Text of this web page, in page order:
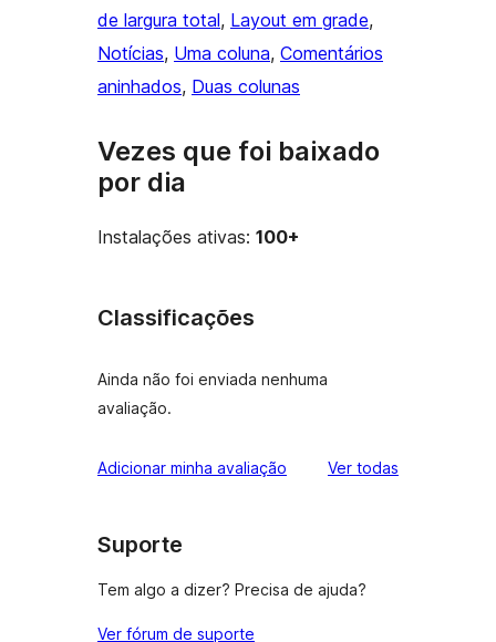
de largura total, Layout em grade
Notícias, Uma coluna, Comentários
aninhados, Duas colunas
Vezes que foi baixado
por dia
Instalações ativas: 100+
Classificações
Ainda não foi enviada nenhuma
avaliação.
Adicionar minha avaliação Ver todas
Suporte
Tem algo a dizer? Precisa de ajuda?
Ver fórum de suporte